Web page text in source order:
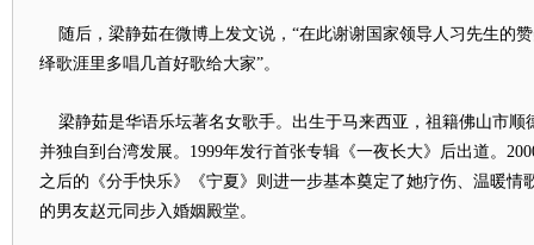
随后， 梁静茹在微博上发文说，“在此谢谢国家领导人习先生的
绎歌涯里多唱几首好歌给大家”。
梁静茹是华语乐坛著名女歌手。出生于马来西亚，祖籍佛山市顺
并独自到台湾发展。1999年发行首张专辑《一夜长大》后出道。
之后的《分手快乐》《宁夏》则进一步基本奠定了她疗伤、温暖情
的男友赵元同步入婚姻殿堂。